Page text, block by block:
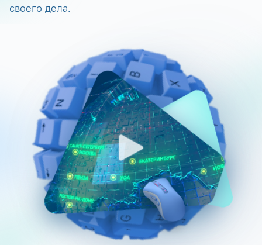
своего дела.